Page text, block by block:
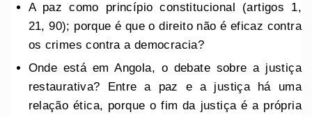
A paz como princípio constitucional (artigos 1,
21, 90); porque é que o direito não é eficaz contra
os crimes contra a democracia?
Onde está em Angola, o debate sobre a justiça
restaurativa? Entre a paz e a justiça há uma
relação ética, porque o fim da justiça é a própria